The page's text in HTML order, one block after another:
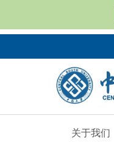
关于我们